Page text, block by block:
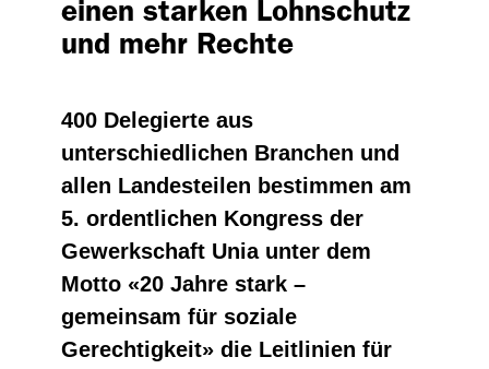
einen starken Lohnschutz
und mehr Rechte
400 Delegierte aus
unterschiedlichen Branchen und
allen Landesteilen bestimmen am
5. ordentlichen Kongress der
Gewerkschaft Unia unter dem
Motto «20 Jahre stark –
gemeinsam für soziale
Gerechtigkeit» die Leitlinien für